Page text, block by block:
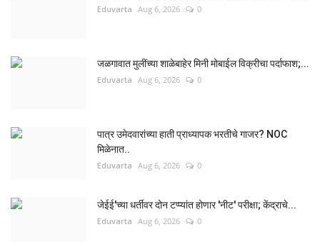
Eduvarta Aug 6, 2026 0
जळगावात मुलींच्या शाळेबाहेर मिनी मोबाईल विक्रीचा पर्दाफाश;...
Eduvarta Aug 6, 2026 0
पात्र उमेदवारांच्या हाती प्राध्यापक भरतीचे गाजर? NOC
मिळेनात..
Eduvarta Aug 6, 2026 0
जेईई'च्या धर्तीवर दोन टप्प्यांत होणार 'नीट' परीक्षा; केंद्राचे...
Eduvarta Aug 6, 2026 0